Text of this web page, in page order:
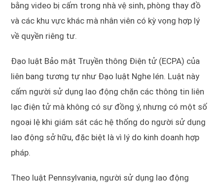
bằng video bị cấm trong nhà vệ sinh, phòng thay đồ
và các khu vực khác mà nhân viên có kỳ vọng hợp lý
về quyền riêng tư.
Đạo luật Bảo mật Truyền thông Điện tử (ECPA) của
liên bang tương tự như Đạo luật Nghe lén. Luật này
cấm người sử dụng lao động chặn các thông tin liên
lạc điện tử mà không có sự đồng ý, nhưng có một số
ngoại lệ khi giám sát các hệ thống do người sử dụng
lao động sở hữu, đặc biệt là vì lý do kinh doanh hợp
pháp.
Theo luật Pennsylvania, người sử dụng lao động